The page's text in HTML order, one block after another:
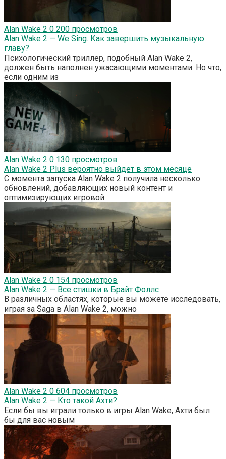
Alan Wake 2 0 200 просмотров
Alan Wake 2 — We Sing. Как завершить музыкальную
главу?
Психологический триллер, подобный Alan Wake 2,
должен быть наполнен ужасающими моментами. Но что,
если одним из
Alan Wake 2 0 130 просмотров
Alan Wake 2 Plus вероятно выйдет в этом месяце
С момента запуска Alan Wake 2 получила несколько
обновлений, добавляющих новый контент и
оптимизирующих игровой
Alan Wake 2 0 154 просмотров
Alan Wake 2 — Все стишки в Брайт Фоллс
В различных областях, которые вы можете исследовать,
играя за Saga в Alan Wake 2, можно
Alan Wake 2 0 604 просмотров
Alan Wake 2 — Кто такой Ахти?
Если бы вы играли только в игры Alan Wake, Ахти был
бы для вас новым